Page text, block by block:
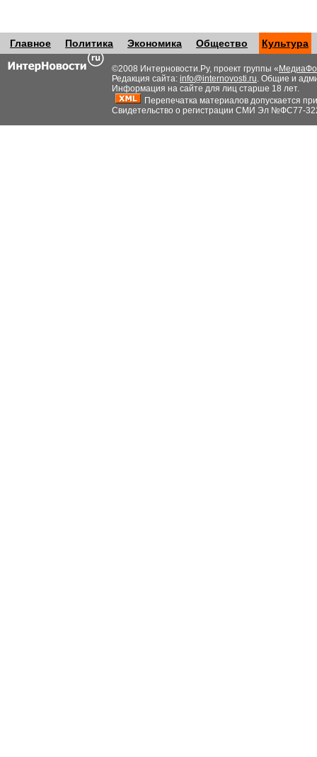
Главное Политика Экономика Общество Культура
©2008 Интерновости.Ру, проект группы «
Редакция сайта: info@internovosti.ru. Общие и
Информация на сайте для лиц старше 18 лет.
Перепечатка материалов допускается
Свидетельство о регистрации СМИ Эл №ФС77-